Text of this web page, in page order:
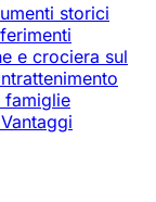
storici
e crociera sul
famiglie